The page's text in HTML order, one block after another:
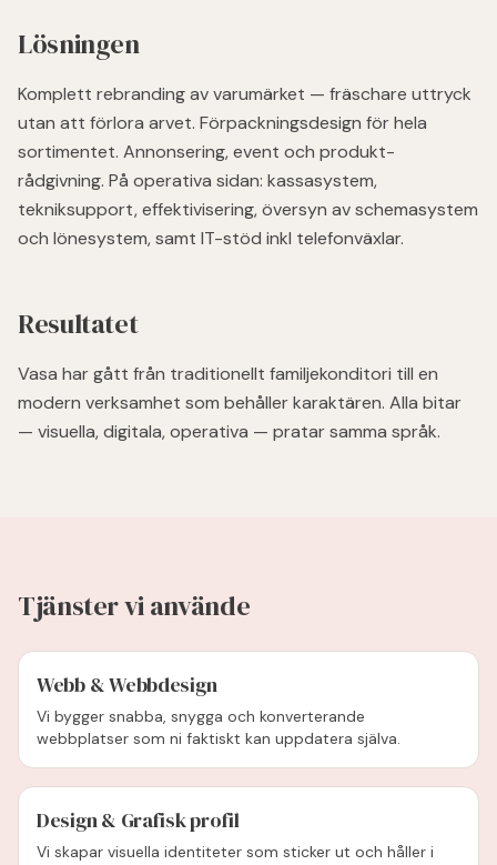
Lösningen
Komplett rebranding av varumärket — fräschare uttryck
utan att förlora arvet. Förpackningsdesign för hela
sortimentet. Annonsering, event och produkt-
rådgivning. På operativa sidan: kassasystem,
tekniksupport, effektivisering, översyn av schemasystem
och lönesystem, samt IT-stöd inkl telefonväxlar.
Resultatet
Vasa har gått från traditionellt familjekonditori till en
modern verksamhet som behåller karaktären. Alla bitar
— visuella, digitala, operativa — pratar samma språk.
Tjänster vi använde
Webb & Webbdesign
Vi bygger snabba, snygga och konverterande
webbplatser som ni faktiskt kan uppdatera själva.
Design & Grafisk profil
Vi skapar visuella identiteter som sticker ut och håller i